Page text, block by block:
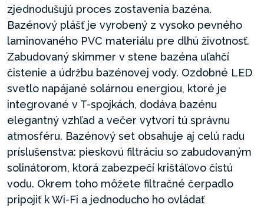
zjednodušujú proces zostavenia bazéna.
Bazénový plášť je vyrobený z vysoko pevného
laminovaného PVC materiálu pre dlhú životnosť.
Zabudovaný skimmer v stene bazéna uľahčí
čistenie a údržbu bazénovej vody. Ozdobné LED
svetlo napájané solárnou energiou, ktoré je
integrované v T-spojkách, dodáva bazénu
elegantný vzhľad a večer vytvorí tú správnu
atmosféru. Bazénový set obsahuje aj celú radu
príslušenstva: pieskovú filtráciu so zabudovaným
solinátorom, ktorá zabezpečí krištáľovo čistú
vodu. Okrem toho môžete filtračné čerpadlo
pripojiť k Wi-Fi a jednoducho ho ovládať